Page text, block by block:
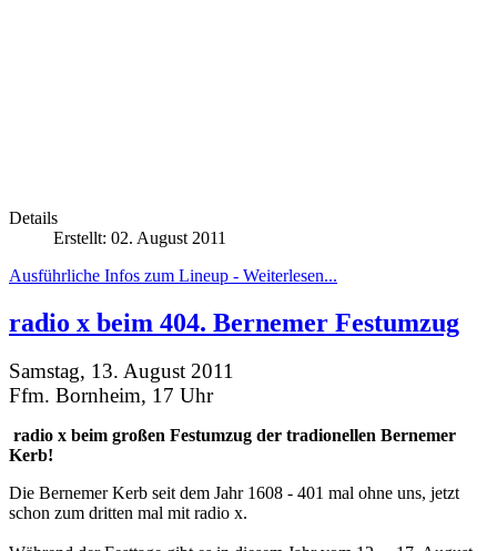
Details
Erstellt: 02. August 2011
Ausführliche Infos zum Lineup - Weiterlesen...
radio x beim 404. Bernemer Festumzug
Samstag, 13. August 2011
Ffm. Bornheim, 17 Uhr
radio x beim großen Festumzug der tradionellen Bernemer
Kerb!
Die Bernemer Kerb seit dem Jahr 1608 - 401 mal ohne uns, jetzt
schon zum dritten mal mit radio x.